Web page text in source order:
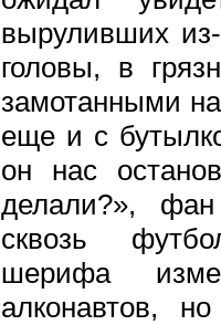
выруливших
головы, в
замотанными
еще и с
он нас
делали?»,
сквозь
шерифа
алконавтов,